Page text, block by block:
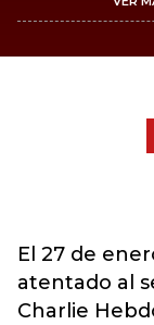
El 27 de
atentado al
Charlie